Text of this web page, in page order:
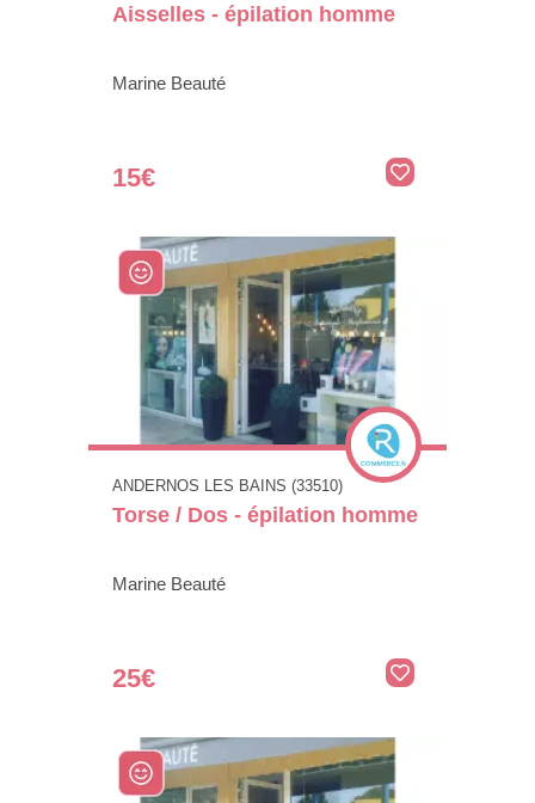
Aisselles - épilation homme
Marine Beauté
15€
ANDERNOS LES BAINS (33510)
Torse / Dos - épilation homme
Marine Beauté
25€